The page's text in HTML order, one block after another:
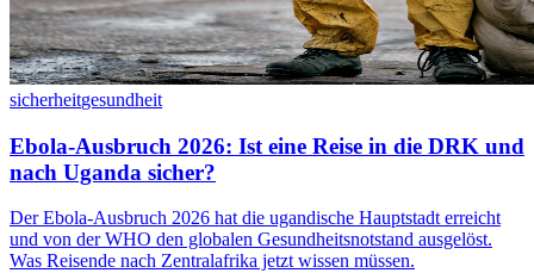
sicherheitgesundheit
Ebola-Ausbruch 2026: Ist eine Reise in die DRK und
nach Uganda sicher?
Der Ebola-Ausbruch 2026 hat die ugandische Hauptstadt erreicht
und von der WHO den globalen Gesundheitsnotstand ausgelöst.
Was Reisende nach Zentralafrika jetzt wissen müssen.